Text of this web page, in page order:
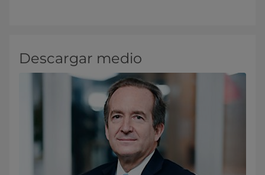
Descargar medio